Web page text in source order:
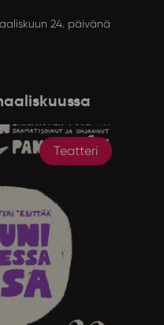
24. päivänä
Teatteri